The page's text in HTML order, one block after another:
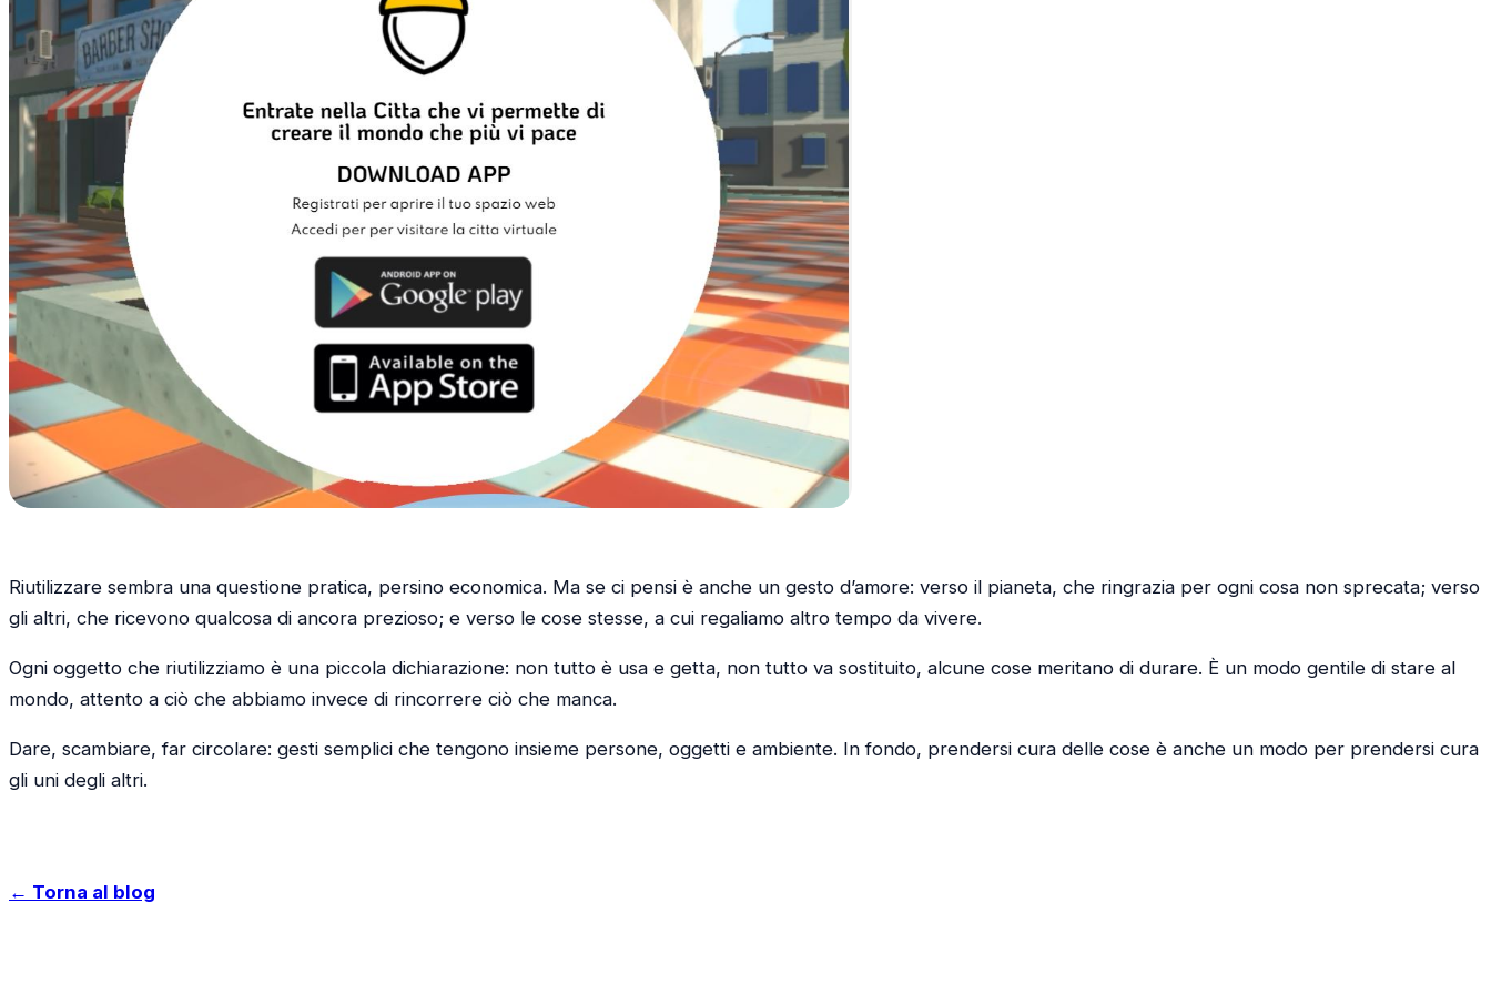
Riutilizzare sembra una questione pratica, persino economica. Ma se ci pensi è anche un gesto d’amore: verso il pianeta, che ringrazia per ogni cosa non sprecata; verso
gli altri, che ricevono qualcosa di ancora prezioso; e verso le cose stesse, a cui regaliamo altro tempo da vivere.
Ogni oggetto che riutilizziamo è una piccola dichiarazione: non tutto è usa e getta, non tutto va sostituito, alcune cose meritano di durare. È un modo gentile di stare al
mondo, attento a ciò che abbiamo invece di rincorrere ciò che manca.
Dare, scambiare, far circolare: gesti semplici che tengono insieme persone, oggetti e ambiente. In fondo, prendersi cura delle cose è anche un modo per prendersi cura
gli uni degli altri.
← Torna al blog